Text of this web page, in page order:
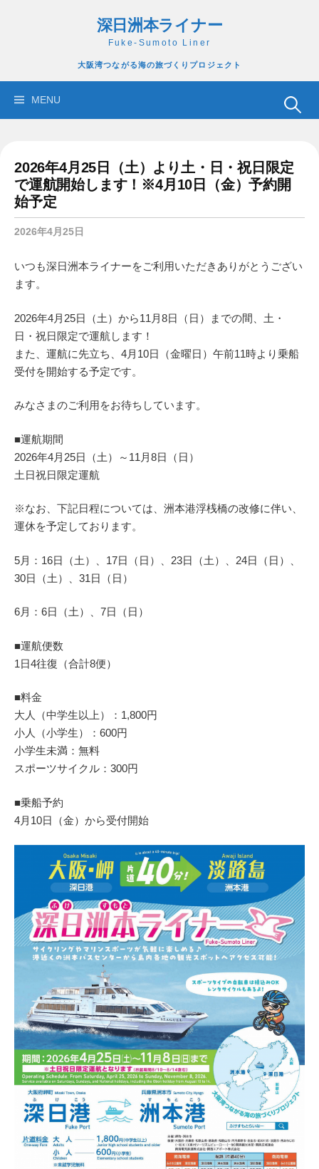
ツ
深日洲本ライナー
Fuke-Sumoto Liner
大阪湾つながる海の旅づくりプロジェクト
MENU
検
2026年4月25日（土）より土・日・祝日限定
で運航開始します！※4月10日（金）予約開
始予定
2026年4月25日
いつも深日洲本ライナーをご利用いただきありがとうござい
ます。
2026年4月25日（土）から11月8日（日）までの間、土・
日・祝日限定で運航します！
また、運航に先立ち、4月10日（金曜日）午前11時より乗船
受付を開始する予定です。
みなさまのご利用をお待ちしています。
■運航期間
2026年4月25日（土）～11月8日（日）
土日祝日限定運航
※なお、下記日程については、洲本港浮桟橋の改修に伴い、
運休を予定しております。
5月：16日（土）、17日（日）、23日（土）、24日（日）、
30日（土）、31日（日）
6月：6日（土）、7日（日）
■運航便数
1日4往復（合計8便）
■料金
大人（中学生以上）：1,800円
小人（小学生）：600円
小学生未満：無料
スポーツサイクル：300円
■乗船予約
4月10日（金）から受付開始